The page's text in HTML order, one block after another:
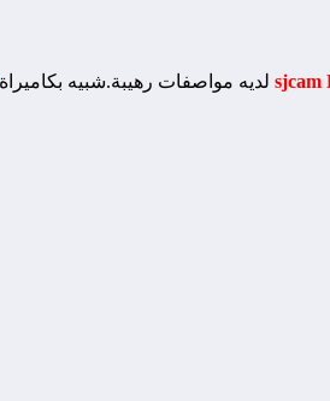
sjcam لديه مواصفات رهيبة.شبيه بكاميراة